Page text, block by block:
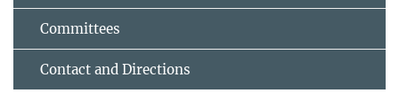
Committees
Contact and Directions